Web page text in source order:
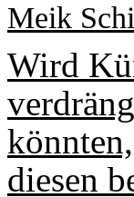
Meik
Wird
diesen